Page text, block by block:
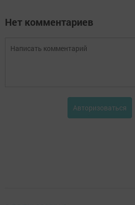
Нет комментариев
Авторизоваться